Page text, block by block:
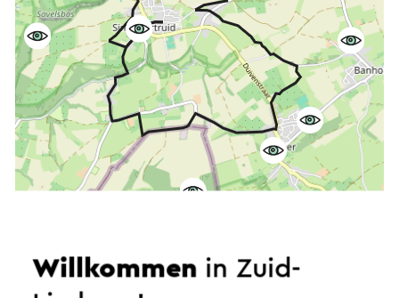
Starten Sie die Route
Willkommen in Zuid-